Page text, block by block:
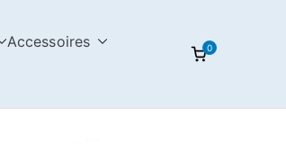
Accessoires
0